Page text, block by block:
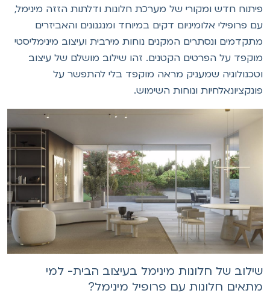
חדש ומקורי של מערכת חלונות ודלתות הזזה מינימל,
פרופילי אלומיניום דקים במיוחד ומנגנונים והאביזרים
ונסתרים המקנים נוחות מירבית ועיצוב מינימליסטי
על הפרטים הקטנים. זהו שילוב מושלם של עיצוב
שמעניק מראה מוקפד בלי להתפשר על
ונוחות השימוש.
של חלונות מינימל בעיצוב הבית- למי
חלונות עם פרופיל מינימל?